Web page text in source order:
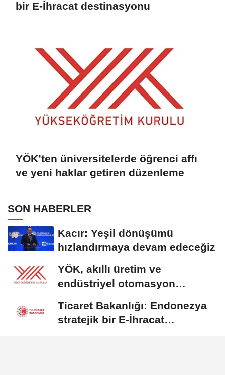
bir E-İhracat destinasyonu
YÖK’ten üniversitelerde öğrenci affı
ve yeni haklar getiren düzenleme
SON HABERLER
Kacır: Yeşil dönüşümü
hızlandırmaya devam edeceğiz
YÖK, akıllı üretim ve
endüstriyel otomasyon
Ticaret Bakanlığı: Endonezya
stratejik bir E-İhracat